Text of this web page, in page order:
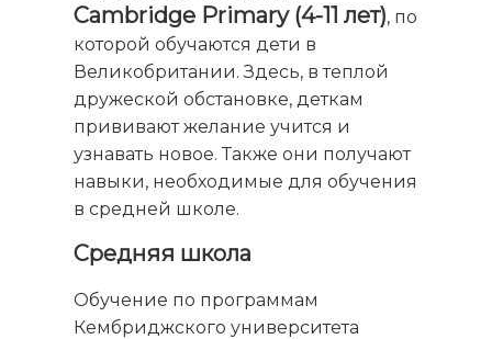
Cambridge Primary (4-11 лет), по
которой обучаются дети в
Великобритании. Здесь, в теплой
дружеской обстановке, деткам
прививают желание учится и
узнавать новое. Также они получают
навыки, необходимые для обучения
в средней школе.
Средняя школа
Обучение по программам
Кембриджского университета